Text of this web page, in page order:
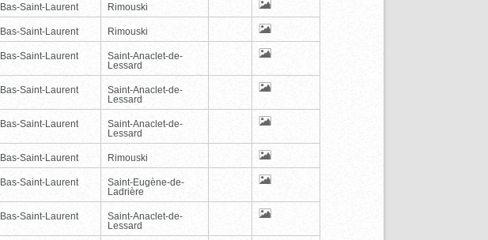
Bas-Saint-Laurent Rimouski
Bas-Saint-Laurent Rimouski
Bas-Saint-Laurent
Saint-Anaclet-de-
Lessard
Bas-Saint-Laurent
Saint-Anaclet-de-
Lessard
Bas-Saint-Laurent
Saint-Anaclet-de-
Lessard
Bas-Saint-Laurent Rimouski
Bas-Saint-Laurent
Saint-Eugène-de-
Ladrière
Bas-Saint-Laurent
Saint-Anaclet-de-
Lessard